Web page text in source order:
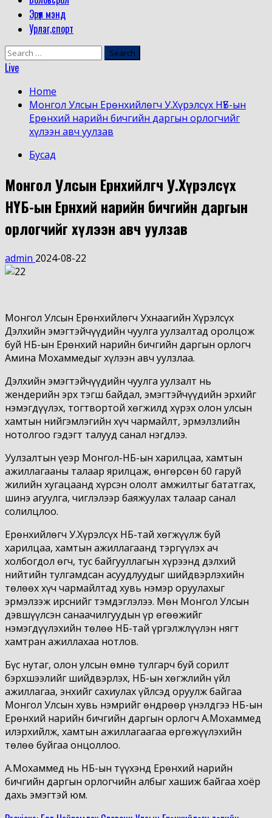
Эрүүл мэнд
Урлаг,спорт
Search
for:
Live
Home
Монгол Улсын Ерөнхийлөгч У.Хүрэлсүх НҮБ-ын
Ерөнхий нарийн бичгийн даргын орлогчийг
хүлээн авч уулзав
Бусад
Монгол Улсын Ерөнхийлөгч У.Хүрэлсүх
НҮБ-ын Ерөнхий нарийн бичгийн даргын
орлогчийг хүлээн авч уулзав
admin 2024-08-22
Монгол Улсын Ерөнхийлөгч Ухнаагийн Хүрэлсүх
Дэлхийн эмэгтэйчүүдийн чуулга уулзалтад оролцож
буй НҮБ-ын Ерөнхий нарийн бичгийн даргын орлогч
Амина Мохаммедыг хүлээн авч уулзлаа.
Дэлхийн эмэгтэйчүүдийн чуулга уулзалт нь
жендерийн эрх тэгш байдал, эмэгтэйчүүдийн эрхийг
нэмэгдүүлэх, тогтвортой хөгжилд хүрэх олон улсын
хамтын нийгэмлэгийн хүч чармайлт, эрмэлзлийн
нотолгоо гэдэгт талууд санал нэгдлээ.
Уулзалтын үеэр Монгол-НҮБ-ын харилцаа, хамтын
ажиллагааны талаар ярилцаж, өнгөрсөн 60 гаруй
жилийн хугацаанд хүрсэн ололт амжилтыг бататгах,
шинэ агуулга, чиглэлээр баяжуулах талаар санал
солилцлоо.
Ерөнхийлөгч У.Хүрэлсүх НҮБ-тай хөгжүүлж буй
харилцаа, хамтын ажиллагаанд тэргүүлэх ач
холбогдол өгч, тус байгууллагын хүрээнд дэлхий
нийтийн тулгамдсан асуудлуудыг шийдвэрлэхийн
төлөөх хүч чармайлтад хувь нэмэр оруулахыг
эрмэлзэж ирснийг тэмдэглэлээ. Мөн Монгол Улсын
дэвшүүлсэн санаачилгуудын үр өгөөжийг
нэмэгдүүлэхийн төлөө НҮБ-тай үргэлжлүүлэн нягт
хамтран ажиллахаа нотлов.
Бүс нутаг, олон улсын өмнө тулгарч буй сорилт
бэрхшээлийг шийдвэрлэх, НҮБ-ын хөгжлийн үйл
ажиллагаа, энхийг сахиулах үйлсэд оруулж байгаа
Монгол Улсын хувь нэмрийг өндрөөр үнэлдгээ НҮБ-ын
Ерөнхий нарийн бичгийн даргын орлогч А.Мохаммед
илэрхийлж, хамтын ажиллагаагаа өргөжүүлэхийн
төлөө буйгаа онцоллоо.
А.Мохаммед нь НҮБ-ын түүхэнд Ерөнхий нарийн
бичгийн даргын орлогчийн албыг хашиж байгаа хоёр
дахь эмэгтэй юм.